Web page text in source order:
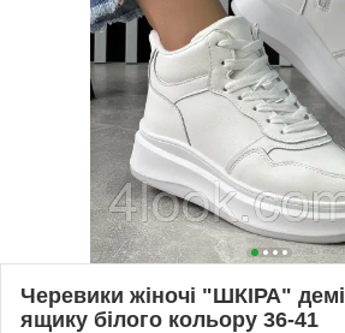
Черевики жіночі "ШКІРА"
ящику білого кольору 36-41